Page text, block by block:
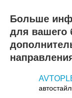
Больше
для вашего